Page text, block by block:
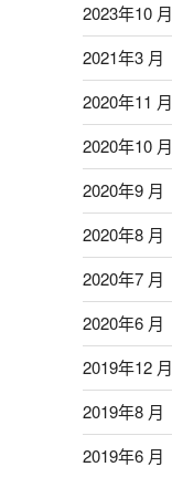
2023年10 月
2021年3 月
2020年11 月
2020年10 月
2020年9 月
2020年8 月
2020年7 月
2020年6 月
2019年12 月
2019年8 月
2019年6 月